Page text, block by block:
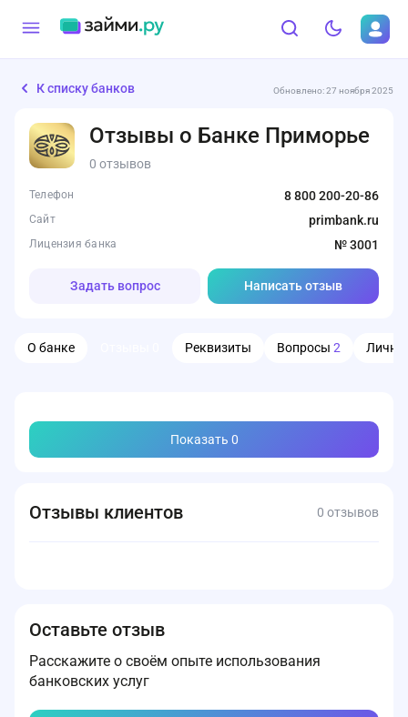
К списку банков Обновлено: 27 ноября 2025
Отзывы о Банке Приморье
0 отзывов
Телефон 8 800 200-20-86
Сайт primbank.ru
Лицензия банка № 3001
Задать вопрос Написать отзыв
О банке Реквизиты Вопросы 2
Показать 0
Отзывы клиентов 0 отзывов
Оставьте отзыв
Расскажите о своём опыте использования
банковских услуг